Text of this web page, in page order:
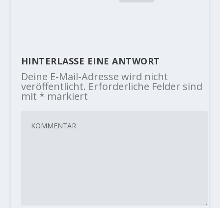
HINTERLASSE EINE ANTWORT
Deine E-Mail-Adresse wird nicht
veröffentlicht. Erforderliche Felder sind
mit * markiert